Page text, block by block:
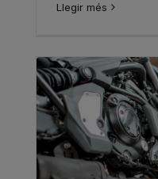
Llegir més